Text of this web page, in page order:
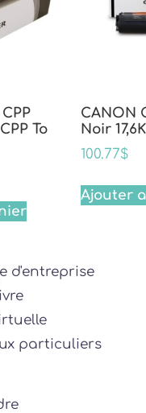
To
CANON
Noir 17,6K
100.77$
Ajouter
d'entreprise
particuliers